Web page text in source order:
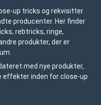
up tricks og rekvisitter
producenter. Her finder
rebtricks, ringe,
produkter, der er
med nye produkter,
effekter inden for close-up